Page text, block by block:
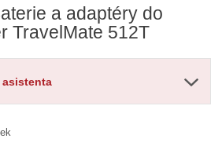
a adaptéry do
TravelMate 512T